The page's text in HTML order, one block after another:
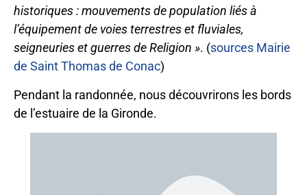
historiques : mouvements de population liés à
l’équipement de voies terrestres et fluviales,
seigneuries et guerres de Religion ». (sources Mairie
de Saint Thomas de Conac)
Pendant la randonnée, nous découvrirons les bords
de l’estuaire de la Gironde.